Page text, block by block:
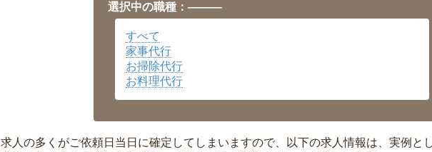
福井県 ▼
岡山県 ▼
広島県
沖縄県 ▼
選択中の職種：———
すべて
家事代行
お掃除代行
お料理代行
求人の多くがご依頼日当日に確定してしまいますので、以下の求人情報は、実例と